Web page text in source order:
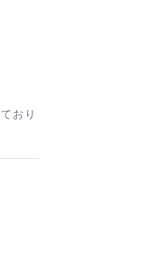
おり